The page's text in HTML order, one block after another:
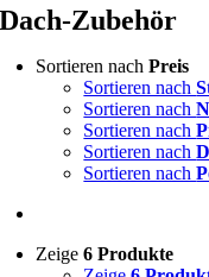
Dach-Zubehör
Sortieren nachPreis
Sortieren nach
Sortieren nach
Sortieren nach
Sortieren nach
Sortieren nach
Zeige6 Produkte